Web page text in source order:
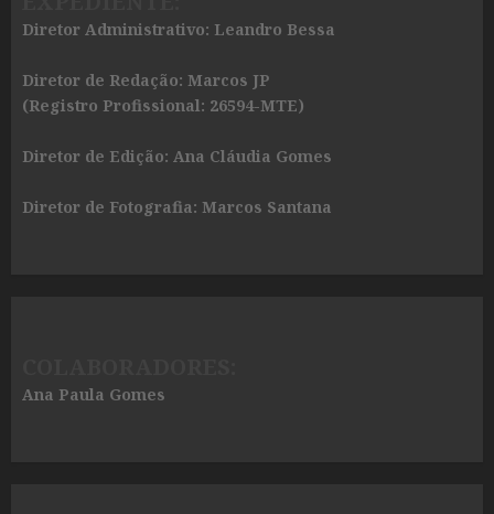
Diretor Administrativo: Leandro Bessa
Diretor de Redação: Marcos JP
(Registro Profissional: 26594-MTE)
Diretor de Edição: Ana Cláudia Gomes
Diretor de Fotografia: Marcos Santana
Ana Paula Gomes